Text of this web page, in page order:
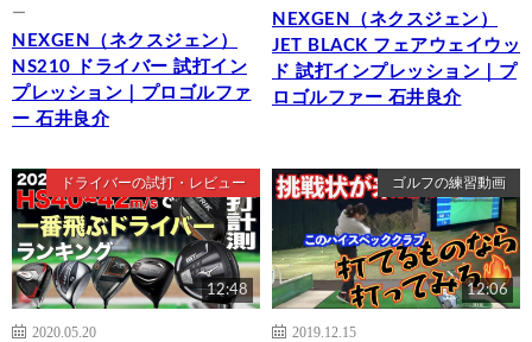
ー
NEXGEN（ネクスジェン）
NS210 ドライバー 試打イン
プレッション｜プロゴルファ
ー 石井良介
NEXGEN（ネクスジェン）
JET BLACK フェアウェイウッ
ド 試打インプレッション｜プ
ロゴルファー 石井良介
ドライバーの試打・レビュー
12:48
2020.05.20
ゴルフの練習動画
12:06
2019.12.15